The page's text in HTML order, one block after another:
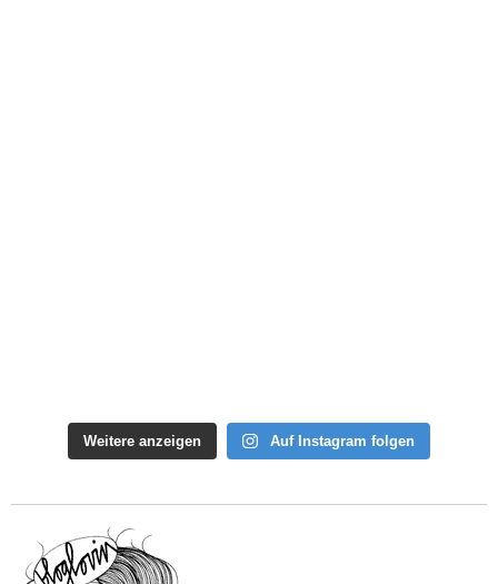
Weitere anzeigen Auf Instagram folgen